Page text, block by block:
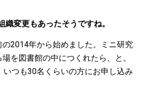
変更もあったそうですね。
2014年から始めました。ミニ研究
を図書館の中につくれたら、と。
いつも30名くらいの方にお申し込み